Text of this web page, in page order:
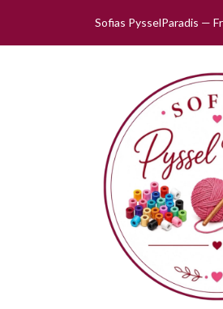
Sofias PysselParadis —